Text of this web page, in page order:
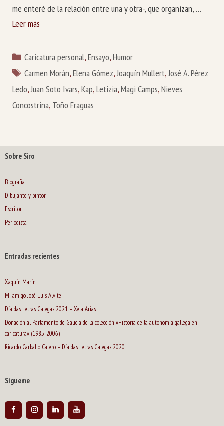
me enteré de la relación entre una y otra-, que organizan, …
Leer más
Categorías
Caricatura personal,Ensayo,Humor
Etiquetas
Carmen Morán,Elena Gómez,Joaquín Mullert,José A. Pérez
Ledo,Juan Soto Ivars,Kap,Letizia,Magi Camps,Nieves
Concostrina, Toño Fraguas
Sobre Siro
Biografía
Dibujante y pintor
Escritor
Periodista
Entradas recientes
Xaquín Marín
Mi amigo José Luís Alvite
Día das Letras Galegas 2021 – Xela Arias
Donación al Parlamento de Galicia de la colección «Historia de la autonomía gallega en
caricatura» (1985-2006)
Ricardo Carballo Calero – Día das Letras Galegas 2020
Sígueme